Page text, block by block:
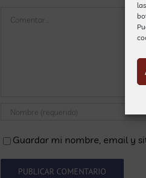
Comentar
Guardar mi nombre, email y